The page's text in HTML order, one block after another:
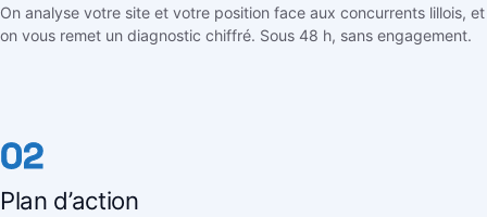
On analyse votre site et votre position face aux concurrents lillois, et
on vous remet un diagnostic chiffré. Sous 48 h, sans engagement.
02
Plan d’action